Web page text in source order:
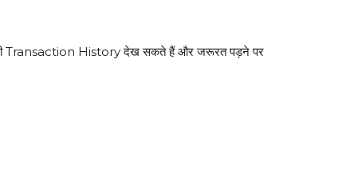
Transaction History देख सकते हैं और जरूरत पड़ने पर